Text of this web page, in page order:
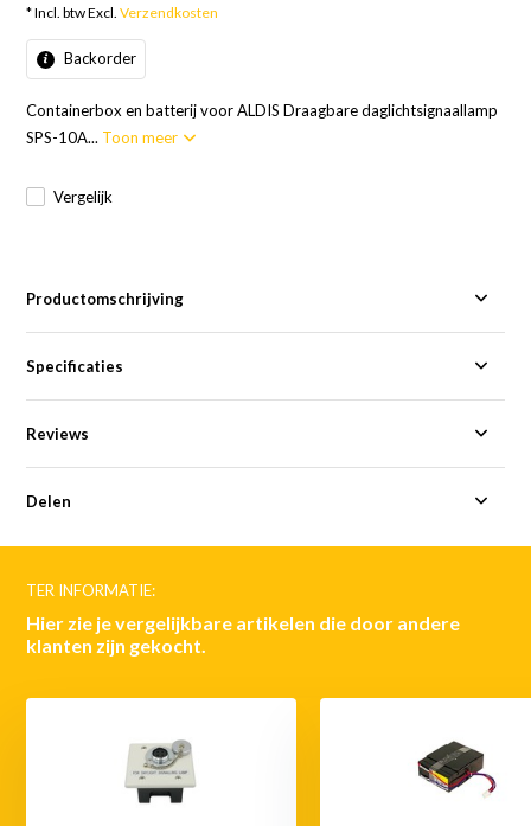
* Incl. btw Excl.Verzendkosten
Backorder
Containerbox en batterij voor ALDIS Draagbare daglichtsignaallamp
SPS-10A... Toon meer
Vergelijk
Productomschrijving
Specificaties
Reviews
Delen
TER INFORMATIE:
Hier zie je vergelijkbare artikelen die door andere
klanten zijn gekocht.